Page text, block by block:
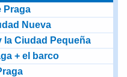
Praga
Nueva
la Ciudad Pequeña
+ el barco